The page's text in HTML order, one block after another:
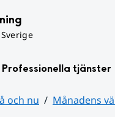
Professionella tjänster
och nu Månadens